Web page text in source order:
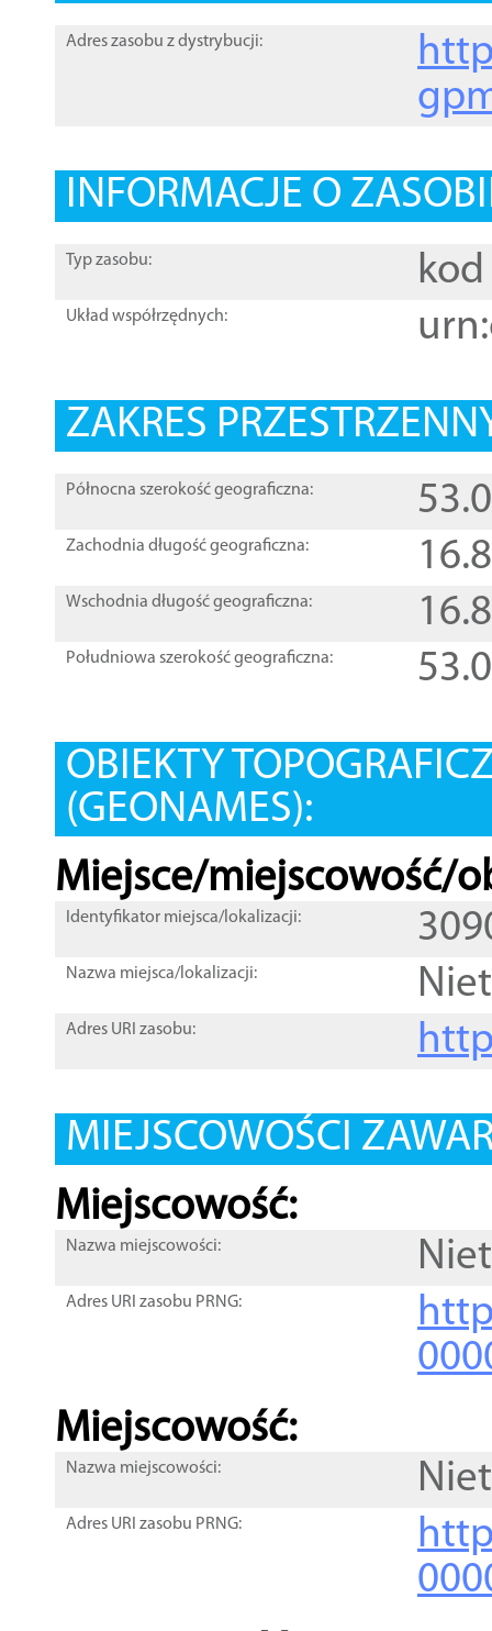
Adres zasobu z dystrybucji:
INFORMACJE O
Typ zasobu: kod
Układ współrzędnych:
ZAKRES
Północna szerokość geograficzna:
Zachodnia długość geograficzna:
Wschodnia długość geograficzna:
Południowa szerokość geograficzna:
OBIEKTY
(GEONAMES):
Miejsce/miejscowość/
Identyfikator miejsca/lokalizacji:
Nazwa miejsca/lokalizacji:
Adres URI zasobu:
MIEJSCOWOŚCI
Miejscowość:
Nazwa miejscowości:
Adres URI zasobu PRNG:
Miejscowość:
Nazwa miejscowości:
Adres URI zasobu PRNG: